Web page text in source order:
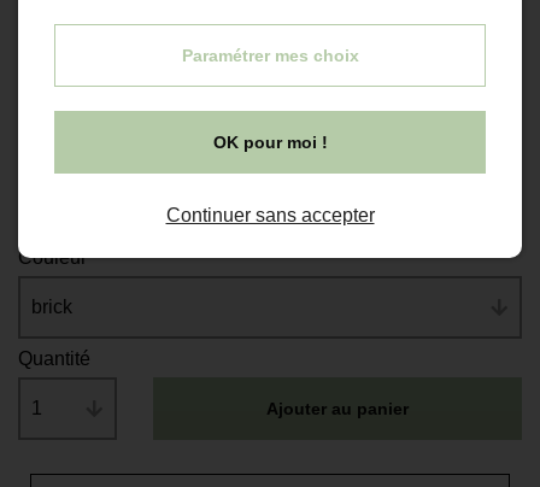
Rideau DELHI en velours de coton
Haomy
89,00 €
Couleur
brick
Quantité
1 Ajouter au panier
Paramétrer mes choix
OK pour moi !
Continuer sans accepter